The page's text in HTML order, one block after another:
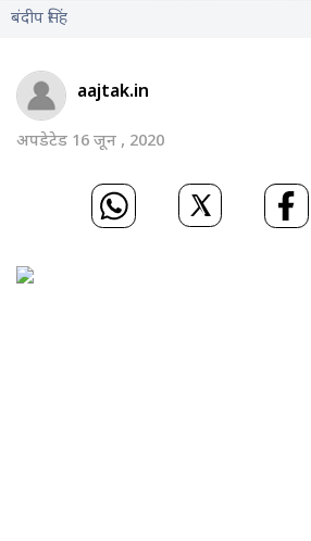
बंदीप सिंह
aajtak.in
अपडेटेड 16 जून , 2020